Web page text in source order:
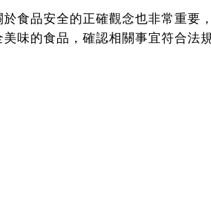
食品安全的正確觀念也非常重要
味的食品，確認相關事宜符合法